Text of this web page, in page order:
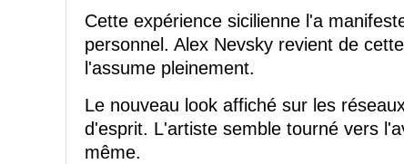
Cette expérience sicilienne l'a
personnel. Alex Nevsky revient de
l'assume pleinement.
Le nouveau look affiché sur les
d'esprit. L'artiste semble tourné vers
même.